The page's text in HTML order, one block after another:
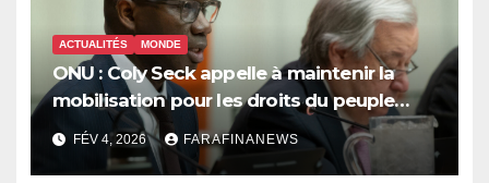
ACTUALITÉS MONDE
ONU : Coly Seck appelle à maintenir la
mobilisation pour les droits du peuple
palestinien
FÉV 4, 2026 FARAFINANEWS